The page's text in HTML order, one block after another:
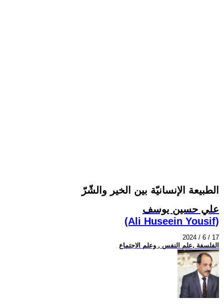
الطبيعة الإنسانيّة بين الخير والشّرّ
علي حسين يوسف
(Ali Huseein Yousif)
2024 / 6 / 17
الفلسفة ,علم النفس , وعلم الاجتماع